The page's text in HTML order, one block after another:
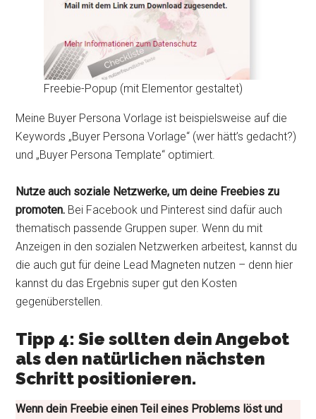
Freebie-Popup (mit Elementor gestaltet)
Meine Buyer Persona Vorlage ist beispielsweise auf die
Keywords „Buyer Persona Vorlage“ (wer hätt’s gedacht?)
und „Buyer Persona Template“ optimiert.
Nutze auch soziale Netzwerke, um deine Freebies zu
promoten. Bei Facebook und Pinterest sind dafür auch
thematisch passende Gruppen super. Wenn du mit
Anzeigen in den sozialen Netzwerken arbeitest, kannst du
die auch gut für deine Lead Magneten nutzen – denn hier
kannst du das Ergebnis super gut den Kosten
gegenüberstellen.
Tipp 4: Sie sollten dein Angebot
als den natürlichen nächsten
Schritt positionieren.
Wenn dein Freebie einen Teil eines Problems löst und